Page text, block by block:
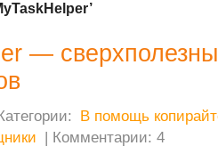
—
В помощь
| Комментарии: 4